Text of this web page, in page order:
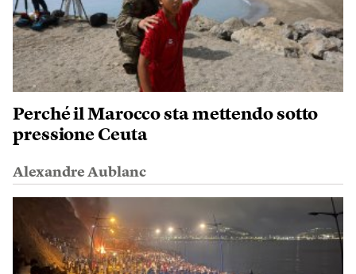
Perché il Marocco sta mettendo sotto
pressione Ceuta
Alexandre Aublanc